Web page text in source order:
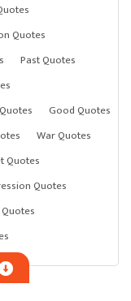
Quotes
Past Quotes
Good Quotes
War Quotes
Quotes
Quotes